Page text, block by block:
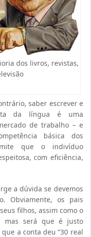
dos livros, revistas,
saber escrever e
da língua é uma
de trabalho – e
básica dos
que o indivíduo
com eficiência,
a dúvida se devemos
Obviamente, os pais
filhos, assim como o
mas será que é justo
a conta deu “30 real